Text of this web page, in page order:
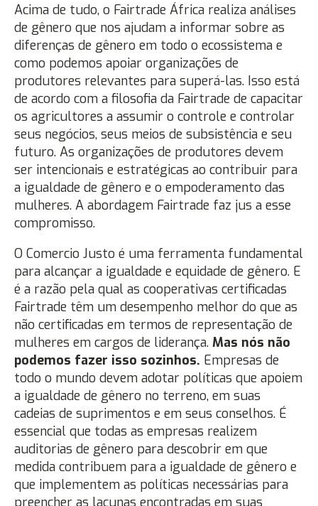
Acima de tudo, o Fairtrade África realiza análises
de gênero que nos ajudam a informar sobre as
diferenças de gênero em todo o ecossistema e
como podemos apoiar organizações de
produtores relevantes para superá-las. Isso está
de acordo com a filosofia da Fairtrade de capacitar
os agricultores a assumir o controle e controlar
seus negócios, seus meios de subsistência e seu
futuro. As organizações de produtores devem
ser intencionais e estratégicas ao contribuir para
a igualdade de gênero e o empoderamento das
mulheres. A abordagem Fairtrade faz jus a esse
compromisso.
O Comercio Justo é uma ferramenta fundamental
para alcançar a igualdade e equidade de gênero. E
é a razão pela qual as cooperativas certificadas
Fairtrade têm um desempenho melhor do que as
não certificadas em termos de representação de
mulheres em cargos de liderança. Mas nós não
podemos fazer isso sozinhos. Empresas de
todo o mundo devem adotar políticas que apoiem
a igualdade de gênero no terreno, em suas
cadeias de suprimentos e em seus conselhos. É
essencial que todas as empresas realizem
auditorias de gênero para descobrir em que
medida contribuem para a igualdade de gênero e
que implementem as políticas necessárias para
preencher as lacunas encontradas em suas